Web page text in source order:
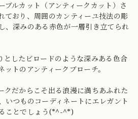
ブルカット（アンティークカット）さ
ており、周囲のカンティーユ技法の彫
、深みのある赤色が一層引き立てられ
したビロードのような深みある色合
トのアンティークブローチ。
クだからこそ出る浪漫に満ちあふれた
いつものコーディネートにエレガント
ことでしょう(*^-^*)